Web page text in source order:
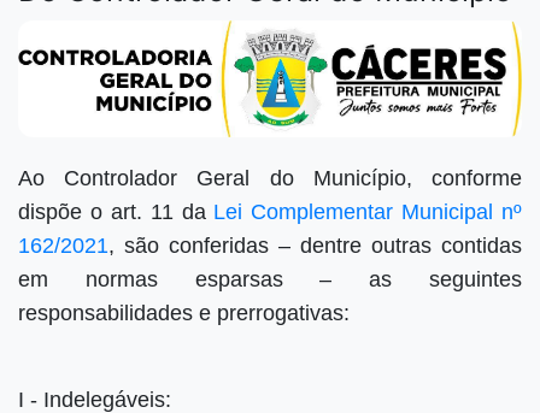
Ao Controlador Geral do Município, conforme
dispõe o art. 11 da Lei Complementar Municipal nº
162/2021, são conferidas – dentre outras contidas
em normas esparsas – as seguintes
responsabilidades e prerrogativas:
I - Indelegáveis: